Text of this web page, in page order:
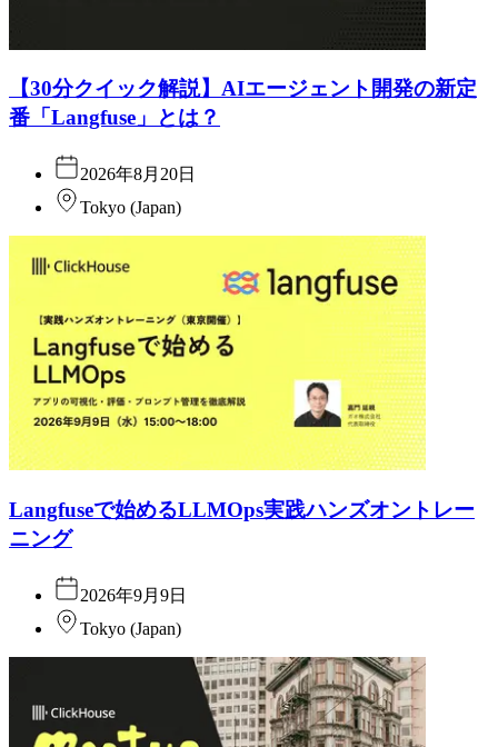
【30分クイック解説】AIエージェント開発の新定
番「Langfuse」とは？
2026年8月20日
Tokyo (Japan)
Langfuseで始めるLLMOps実践ハンズオントレー
ニング
2026年9月9日
Tokyo (Japan)